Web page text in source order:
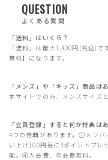
QUESTION
よくある質問
「送料」はいくら？
「送料」は最大1,400円(税込)
無料】になります。
「メンズ」や「キッズ」商品は
本サイトでのみ、メンズサイズ
「会員登録」すると何か特典は
4つの特典があります。①メン
い上げ100円毎に3ポイントプ
能。④入会費、年会費無料。